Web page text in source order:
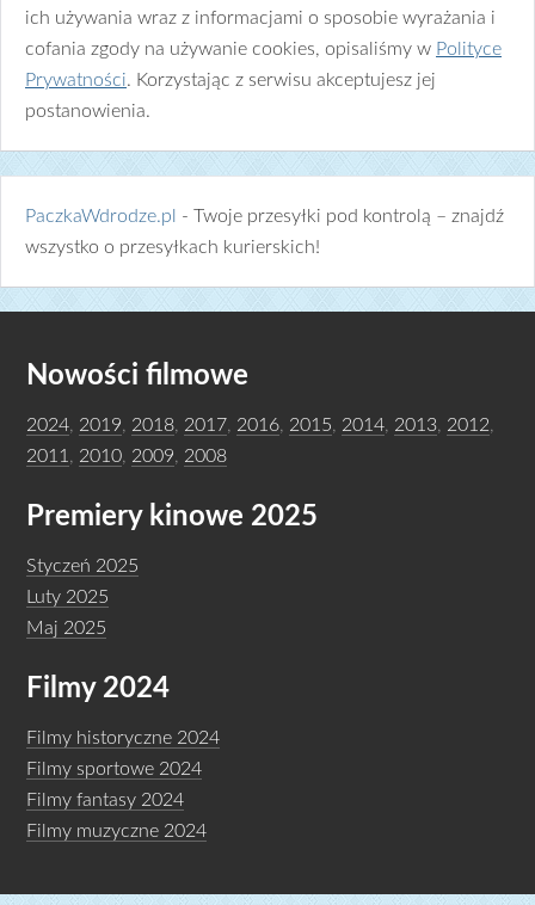
ich używania wraz z informacjami o sposobie wyrażania i
cofania zgody na używanie cookies, opisaliśmy w Polityce
Prywatności. Korzystając z serwisu akceptujesz jej
postanowienia.
PaczkaWdrodze.pl
- Twoje przesyłki pod kontrolą – znajdź
wszystko o przesyłkach kurierskich!
Nowości filmowe
2024 2019 2018 2017 2016 2015 2014 2013 2012
2011
2010 2009 2008
Premiery kinowe 2025
Styczeń 2025
Luty 2025
Maj 2025
Filmy 2024
Filmy historyczne 2024
Filmy sportowe 2024
Filmy fantasy 2024
Filmy muzyczne 2024